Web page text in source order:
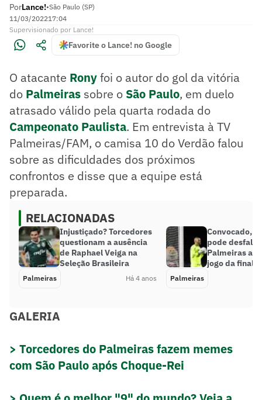
PorLance!•São Paulo (SP)
11/03/202217:04
Supervisionado por Lance!
Favorite o Lance! no Google
O atacante Ronyfoi o autor do gol da vitória
do Palmeiras sobre o São Paulo, em duelo
atrasado válido pela quarta rodada do
Campeonato Paulista. Em entrevista à TV
Palmeiras/FAM, o camisa 10 do Verdão falou
sobre as dificuldades dos próximos
confrontos e disse que a equipe está
preparada.
RELACIONADAS
Injustiçado? Torcedores
questionam a ausência
de Raphael Veiga na
Seleção Brasileira
Palmeiras Há 4 anos
Convocado,
pode
Palmeiras
jogo da final
Palmeiras
GALERIA
> Torcedores do Palmeiras fazem memes
com São Paulo após Choque-Rei